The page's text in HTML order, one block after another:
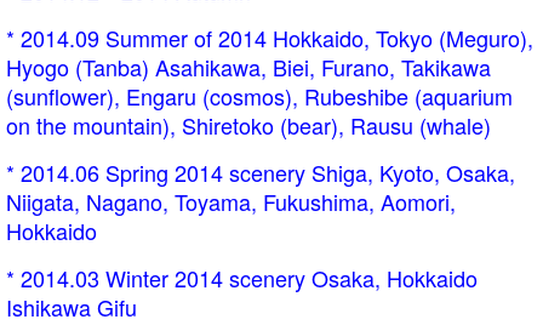
* 2014.09 Summer of 2014 Hokkaido, Tokyo (Meguro),
Hyogo (Tanba) Asahikawa, Biei, Furano, Takikawa
(sunflower), Engaru (cosmos), Rubeshibe (aquarium
on the mountain), Shiretoko (bear), Rausu (whale)
* 2014.06 Spring 2014 scenery Shiga, Kyoto, Osaka,
Niigata, Nagano, Toyama, Fukushima, Aomori,
Hokkaido
* 2014.03 Winter 2014 scenery Osaka, Hokkaido
Ishikawa Gifu